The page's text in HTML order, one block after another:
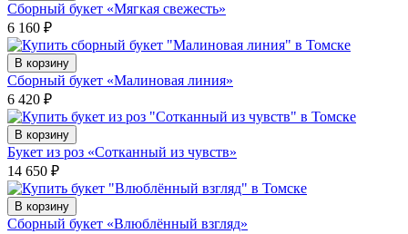
Сборный букет «Мягкая свежесть»
6 160 ₽
В корзину
Сборный букет «Малиновая линия»
6 420 ₽
В корзину
Букет из роз «Сотканный из чувств»
14 650 ₽
В корзину
Сборный букет «Влюблённый взгляд»